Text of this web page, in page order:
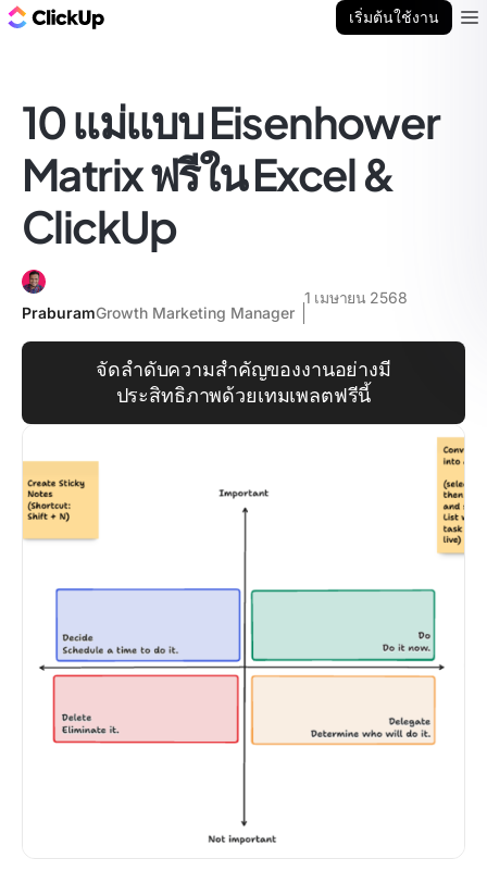
เริ่มต้นใช้งาน
10 แม่แบบ Eisenhower
Matrix ฟรีใน Excel &
ClickUp
PraburamGrowth Marketing Manager
1 เมษายน 2568
จัดลำดับความสำคัญของงานอย่างมี
ประสิทธิภาพด้วยเทมเพลตฟรีนี้